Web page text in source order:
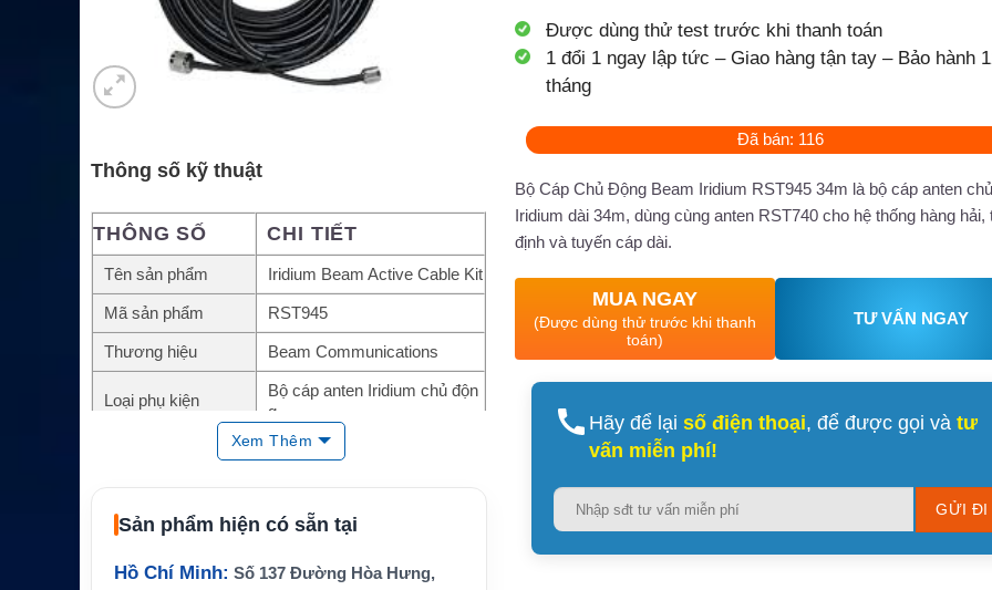
Thông số kỹ thuật
THÔNG SỐ CHI TIẾT
Tên sản phẩm Iridium Beam Active Cable Kit
Mã sản phẩm RST945
Thương hiệu Beam Communications
Loại phụ kiện
Bộ cáp anten Iridium chủ độn
g
Anten tương thích
Beam RST740 Active Iridium
Chiều dài cáp chín
34 m
Chiều dài quy đổi Khoảng 111,55 ft
Xem Thêm
Sản phẩm hiện có sẵn tại
Hồ Chí Minh: Số 137 Đường Hòa Hưng,
Được dùng thử test trước khi thanh toán
1 đổi 1 ngay lập tức – Giao hàng tận tay – Bảo hành
tháng
Đã bán: 116
Bộ Cáp Chủ Động Beam Iridium RST945 34m là bộ cáp anten
Iridium dài 34m, dùng cùng anten RST740 cho hệ thống hàng hải,
định và tuyến cáp dài.
MUA NGAY
(Được dùng thử trước khi thanh
toán)
TƯ VẤN NGAY
Hãy để lại số điện thoại, để được gọi và tư
vấn miễn phí!
Please
this